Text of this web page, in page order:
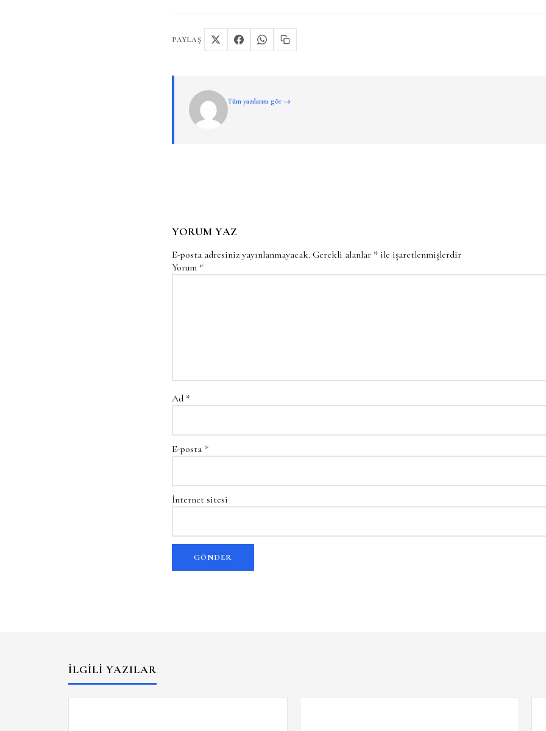
PAYLAŞ
Tüm yazılarını gör →
YORUM YAZ
E-posta adresiniz yayınlanmayacak. Gerekli alanlar * ile işaretlenmişlerdir
Yorum *
Ad *
E-posta *
İnternet sitesi
İLGILI YAZILAR